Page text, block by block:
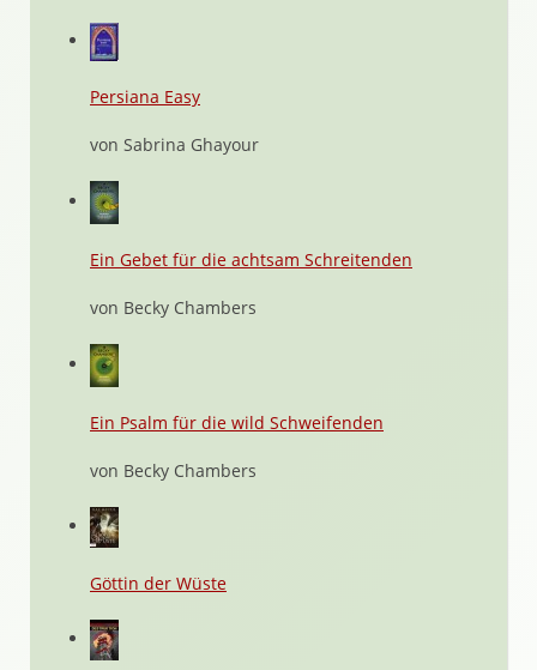
Persiana Easy
von Sabrina Ghayour
Ein Gebet für die achtsam Schreitenden
von Becky Chambers
Ein Psalm für die wild Schweifenden
von Becky Chambers
Göttin der Wüste